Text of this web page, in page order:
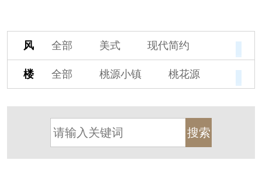
风
格
全部 美式
现代简约
欧式
中式
新古典
新中式
新亚洲
混搭
轻奢
法式 北欧
简美
港式
其他装饰风格
楼
盘
全部 桃源小镇
桃花源
保亿·湖风雅园
杭房·首望澜翠府
西湖院子
东原德信九章赋
西溪玫瑰
万科·悦虹湾